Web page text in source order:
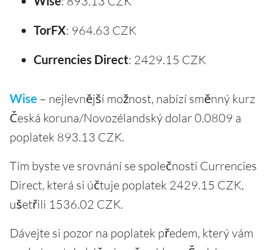
TorFX: 964.63 CZK
Currencies Direct: 2429.15 CZK
Wise – nejlevnější možnost, nabízí směnný kurz
Česká koruna/Novozélandský dolar 0.0809 a
poplatek 893.13 CZK.
Tím byste ve srovnání se společností Currencies
Direct, která si účtuje poplatek 2429.15 CZK,
ušetřili 1536.02 CZK.
Dávejte si pozor na poplatek předem, který vám